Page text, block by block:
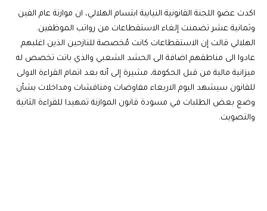
اكدت عضو اللجنة القانونية النيابية ابتسام الهلالي، ان موازنة عام الفين
وثمانية عشر تضمنت إلغاء الاستقطاعات من رواتب الموظفين.
الهلالي قالت إن الاستقطاعات كانت مُخصصة للنازحين الذين اغلبهم
عادوا الى مناطقهم اضافة الى الحشد الشعبي والذي باتت تخصص له
ميزانية مالية من قبل الحكومة، مشيرة إلى أنه بعد اتمام القراءة الاولى
للقانون سيشهد اليوم الاربعاء مفاوضات ومناقشات ومداخلات بشأن
وضع بعض الطلبات في مسودة قانون الموازنة تمهيدا للقراءة الثانية
والتصويت.